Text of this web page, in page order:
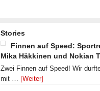
Stories
Finnen auf Speed:
Mika Häkkinen und Nokian
Zwei Finnen auf Speed! Wir
mit … [Weiter]